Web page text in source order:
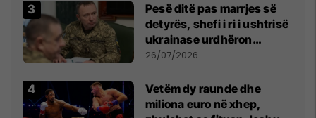
Pesë ditë pas marrjes së
detyrës, shefi i ri i ushtrisë
ukrainase urdhëron
kontroll të madh
26/07/2026
Vetëm dy raunde dhe
miliona euro në xhep,